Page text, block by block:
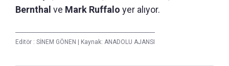
Bernthal ve Mark Ruffalo yer alıyor.
Editör : SİNEM GÖNEN Kaynak: ANADOLU AJANSI